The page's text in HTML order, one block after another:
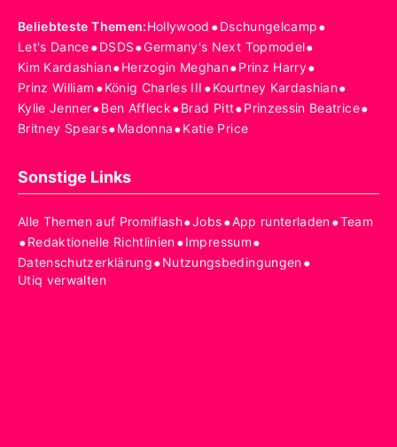
Beliebteste Themen:Hollywood •Dschungelcamp•
Let's Dance•DSDS•Germany's Next Topmodel•
Kim Kardashian•Herzogin Meghan•Prinz Harry•
Prinz William •König Charles III •Kourtney Kardashian•
Kylie Jenner•Ben Affleck•Brad Pitt•Prinzessin Beatrice•
Britney Spears•Madonna•Katie Price
Sonstige Links
Alle Themen auf Promiflash•Jobs•App runterladen•Team
•Redaktionelle Richtlinien•Impressum•
Datenschutzerklärung•Nutzungsbedingungen•
Utiq verwalten